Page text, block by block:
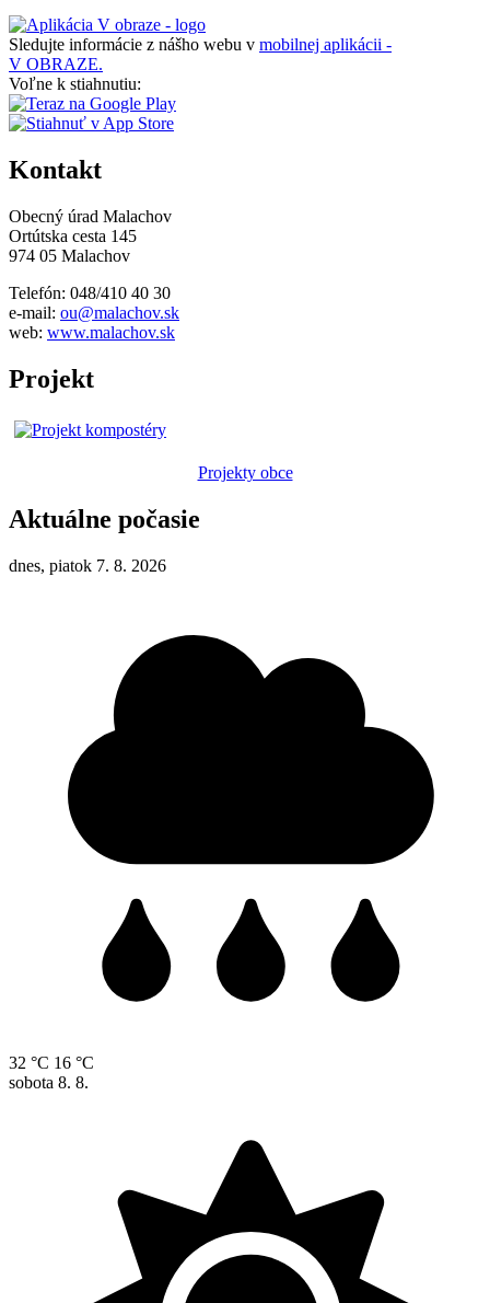
Sledujte informácie z nášho webu v mobilnej aplikácii -
V OBRAZE.
Voľne k stiahnutiu:
Kontakt
Obecný úrad Malachov
Ortútska cesta 145
974 05 Malachov
Telefón: 048/410 40 30
e-mail: ou@malachov.sk
web: www.malachov.sk
Projekt
Projekty obce
Aktuálne počasie
dnes, piatok 7. 8. 2026
32 °C 16 °C
sobota 8. 8.